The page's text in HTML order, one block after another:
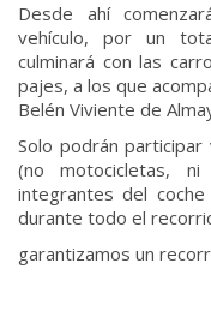
Desde ahí
vehículo, por un
culminará con las
pajes, a los que
Belén Viviente de
Solo podrán
(no motocicletas,
integrantes del
durante todo el
garantizamos un